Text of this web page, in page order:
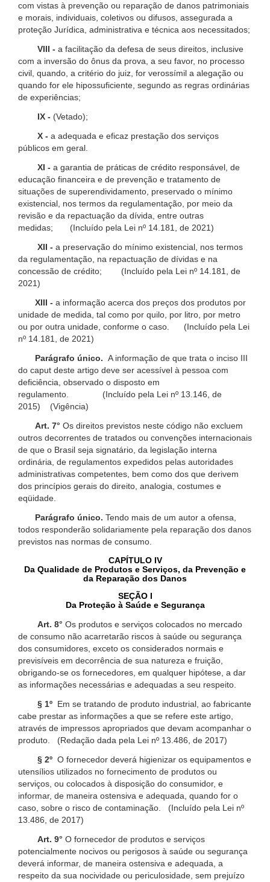
com vistas à prevenção ou reparação de danos patrimoniais
e morais, individuais, coletivos ou difusos, assegurada a
proteção Jurídica, administrativa e técnica aos necessitados;
VIII - a facilitação da defesa de seus direitos, inclusive
com a inversão do ônus da prova, a seu favor, no processo
civil, quando, a critério do juiz, for verossímil a alegação ou
quando for ele hipossuficiente, segundo as regras ordinárias
de experiências;
IX - (Vetado);
X - a adequada e eficaz prestação dos serviços
públicos em geral.
XI - a garantia de práticas de crédito responsável, de
educação financeira e de prevenção e tratamento de
situações de superendividamento, preservado o mínimo
existencial, nos termos da regulamentação, por meio da
revisão e da repactuação da dívida, entre outras
medidas; (Incluído pela Lei nº 14.181, de 2021)
XII - a preservação do mínimo existencial, nos termos
da regulamentação, na repactuação de dívidas e na
concessão de crédito; (Incluído pela Lei nº 14.181, de
2021)
XIII - a informação acerca dos preços dos produtos por
unidade de medida, tal como por quilo, por litro, por metro
ou por outra unidade, conforme o caso. (Incluído pela Lei
nº 14.181, de 2021)
Parágrafo único. A informação de que trata o inciso III
do caput deste artigo deve ser acessível à pessoa com
deficiência, observado o disposto em
regulamento. (Incluído pela Lei nº 13.146, de
2015) (Vigência)
Art. 7° Os direitos previstos neste código não excluem
outros decorrentes de tratados ou convenções internacionais
de que o Brasil seja signatário, da legislação interna
ordinária, de regulamentos expedidos pelas autoridades
administrativas competentes, bem como dos que derivem
dos princípios gerais do direito, analogia, costumes e
eqüidade.
Parágrafo único. Tendo mais de um autor a ofensa,
todos responderão solidariamente pela reparação dos danos
previstos nas normas de consumo.
CAPÍTULO IV
Da Qualidade de Produtos e Serviços, da Prevenção e
da Reparação dos Danos
SEÇÃO I
Da Proteção à Saúde e Segurança
Art. 8° Os produtos e serviços colocados no mercado
de consumo não acarretarão riscos à saúde ou segurança
dos consumidores, exceto os considerados normais e
previsíveis em decorrência de sua natureza e fruição,
obrigando-se os fornecedores, em qualquer hipótese, a dar
as informações necessárias e adequadas a seu respeito.
§ 1º Em se tratando de produto industrial, ao fabricante
cabe prestar as informações a que se refere este artigo,
através de impressos apropriados que devam acompanhar o
produto. (Redação dada pela Lei nº 13.486, de 2017)
§ 2º O fornecedor deverá higienizar os equipamentos e
utensílios utilizados no fornecimento de produtos ou
serviços, ou colocados à disposição do consumidor, e
informar, de maneira ostensiva e adequada, quando for o
caso, sobre o risco de contaminação. (Incluído pela Lei nº
13.486, de 2017)
Art. 9° O fornecedor de produtos e serviços
potencialmente nocivos ou perigosos à saúde ou segurança
deverá informar, de maneira ostensiva e adequada, a
respeito da sua nocividade ou periculosidade, sem prejuízo